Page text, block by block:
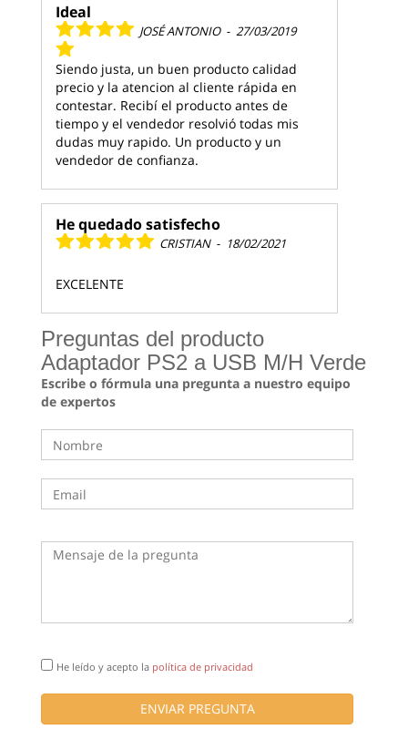
Ideal
JOSÉ ANTONIO - 27/03/2019
Siendo justa, un buen producto calidad
precio y la atencion al cliente rápida en
contestar. Recibí el producto antes de
tiempo y el vendedor resolvió todas mis
dudas muy rapido. Un producto y un
vendedor de confianza.
He quedado satisfecho
CRISTIAN - 18/02/2021
EXCELENTE
Preguntas del producto
Adaptador PS2 a USB M/H Verde
Escribe o fórmula una pregunta a nuestro equipo
de expertos
He leído y acepto la política de privacidad
ENVIAR PREGUNTA